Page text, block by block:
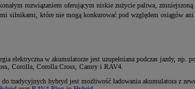
rozwiązaniem oferującym niskie zużycie paliwa,
silnikami, które nie mogą konkurować pod względem osiągów
elektryczna w akumulatorze jest uzupełniana podczas jazdy, np.
Corolla, Corolla Cross, Camry i RAV4.
hybryd jest możliwość ładowania akumulatora z